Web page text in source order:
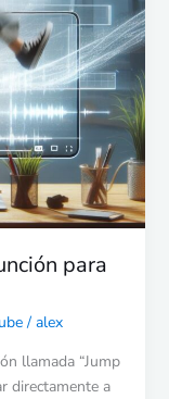
para
/ alex
llamada “Jump
directamente a